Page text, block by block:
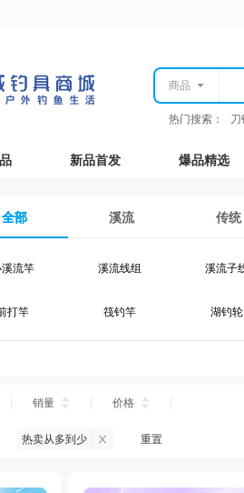
商品
热门搜索：
新品首发 爆品精选
全部 溪流 传统
流竿 溪流线组 溪流子
打竿 筏钓竿 湖钓轮
台钓钩
服饰 台钓装备
配件 黑坑钓灯 黑坑网
销量 价格
热卖从多到少 重置